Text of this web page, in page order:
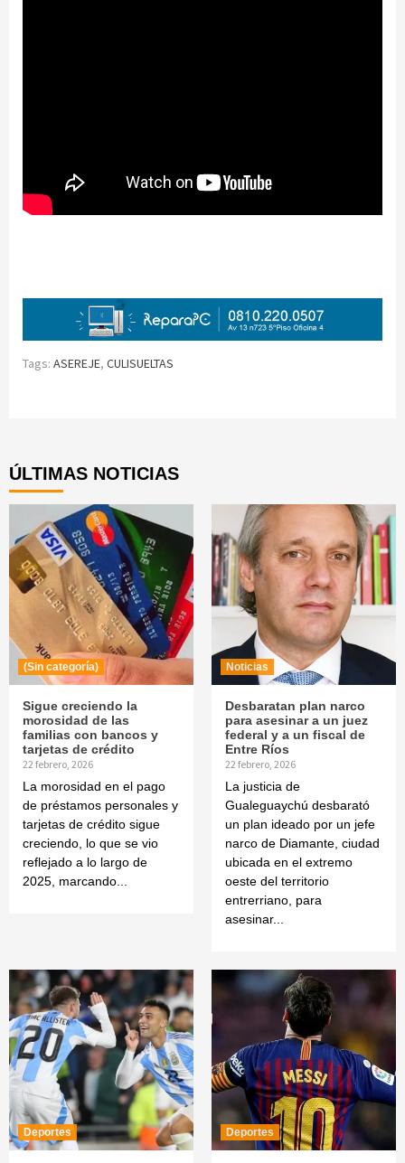
Tags: ASEREJE, CULISUELTAS
ÚLTIMAS NOTICIAS
(Sin categoría)
Sigue creciendo la
morosidad de las
familias con bancos y
tarjetas de crédito
22 febrero, 2026
La morosidad en el pago
de préstamos personales y
tarjetas de crédito sigue
creciendo, lo que se vio
reflejado a lo largo de
2025, marcando...
Noticias
Desbaratan plan narco
para asesinar a un juez
federal y a un fiscal de
Entre Ríos
22 febrero, 2026
La justicia de
Gualeguaychú desbarató
un plan ideado por un jefe
narco de Diamante, ciudad
ubicada en el extremo
oeste del territorio
entrerriano, para
asesinar...
Deportes Deportes